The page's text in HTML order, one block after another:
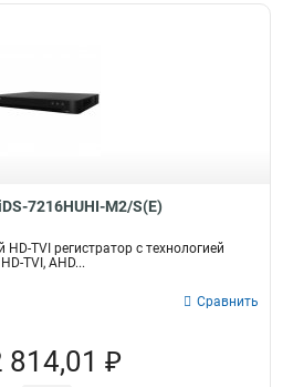
7216HUHI-M2/S(E)
TVI регистратор с технологией
TVI, AHD...
Сравнить
814,01 ₽